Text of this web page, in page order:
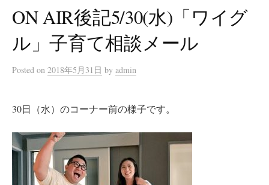
ON AIR後記5/30(水)「ワイグ
ル」子育て相談メール
Posted on 2018年5月31日 by admin
30日（水）のコーナー前の様子です。